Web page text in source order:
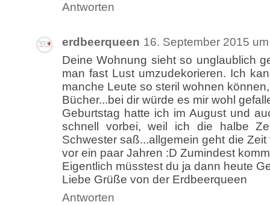
Antworten
erdbeerqueen 16. September 2015
Deine Wohnung sieht so unglaublich
man fast Lust umzudekorieren. Ich
manche Leute so steril wohnen
Bücher...bei dir würde es mir wohl
Geburtstag hatte ich im August und
schnell vorbei, weil ich die halbe
Schwester saß...allgemein geht die
vor ein paar Jahren :D Zumindest
Eigentlich müsstest du ja dann heute
Liebe Grüße von der Erdbeerqueen
Antworten